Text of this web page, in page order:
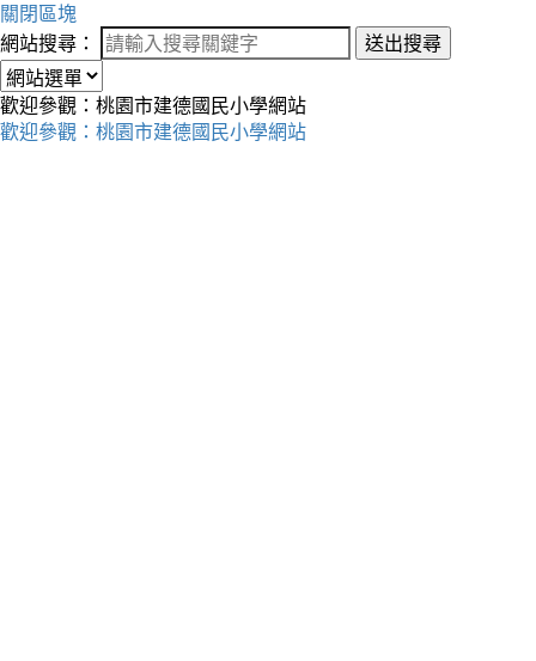
關閉區塊
網站搜尋：
送出搜尋
歡迎參觀：桃園市建德國民小學網站
歡迎參觀：桃園市建德國民小學網站